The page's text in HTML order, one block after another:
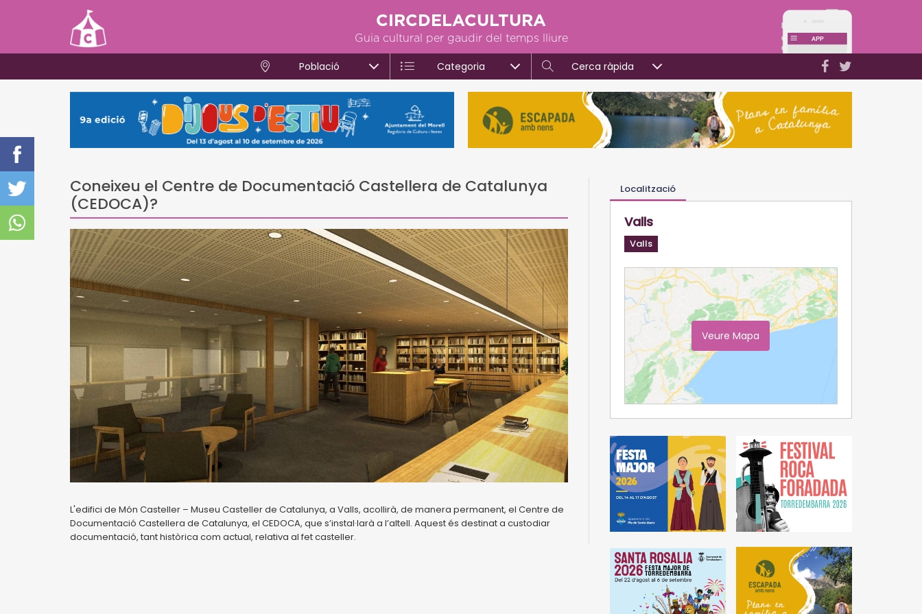
CIRCDELACULTURA
Guia cultural per gaudir del temps lliure
Població Categoria Cerca ràpida
Coneixeu el Centre de Documentació Castellera de Catalunya
(CEDOCA)?
L'edifici de Món Casteller – Museu Casteller de Catalunya, a Valls, acollirà, de manera permanent, el Centre de
Documentació Castellera de Catalunya, el CEDOCA, que s’instal·larà a l’altell. Aquest és destinat a custodiar
documentació, tant històrica com actual, relativa al fet casteller.
Localització
Valls
Valls
Veure Mapa